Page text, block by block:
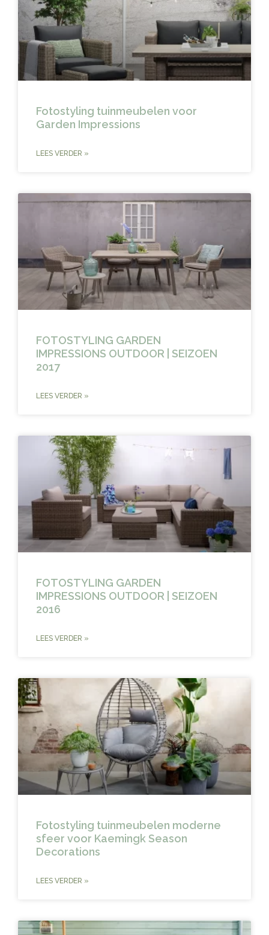
Fotostyling tuinmeubelen voor
Garden Impressions
LEES VERDER »
FOTOSTYLING GARDEN
IMPRESSIONS OUTDOOR | SEIZOEN
2017
LEES VERDER »
FOTOSTYLING GARDEN
IMPRESSIONS OUTDOOR | SEIZOEN
2016
LEES VERDER »
Fotostyling tuinmeubelen moderne
sfeer voor Kaemingk Season
Decorations
LEES VERDER »